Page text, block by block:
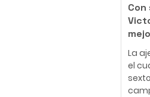
Con
La
el